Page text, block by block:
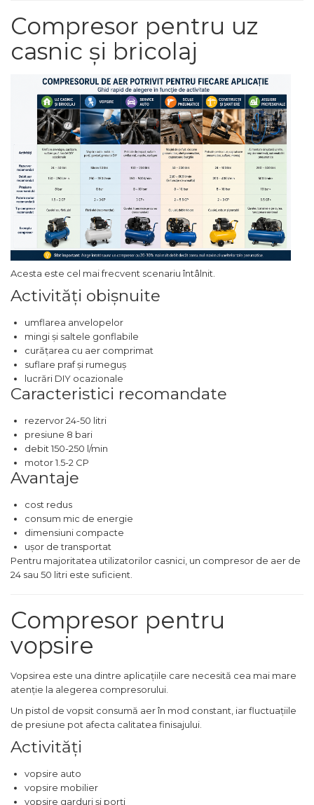
Antifurt Bicicleta
Densimetru
Accesorii Auto
Tester Baterie Auto
Presa Arc
Cheie Roti
Cheie Bujii
Cheie Filtru Ulei
Capre & Suporti Auto
Pat Mobil Auto
Cric Hidraulic
Set / trusa chei tubulare
Multimetru Digital
Bara Tractare Auto
Canistre benzina
(combustibil)
Presa Hidraulica Tinichigerie
& Suruburi
Extractor Rulmenti
Presa Hidraulica Ondulare
Cabluri
Pompa transfer lichide
Pompa Aer
Cric Manual
Ulei Hidraulic
Cheie & Adaptor
Dinamometric
Echipamente de Siguranta
Stetoscop Auto
Tester Compresie Auto
Dispozitiv Aerisire &
Schimbare Lichid Frana
Compresor pentru uz
casnic și bricolaj
Acesta este cel mai frecvent scenariu întâlnit.
Activități obișnuite
umflarea anvelopelor
mingi și saltele gonflabile
curățarea cu aer comprimat
suflare praf și rumeguș
lucrări DIY ocazionale
Caracteristici recomandate
rezervor 24-50 litri
presiune 8 bari
debit 150-250 l/min
motor 1.5-2 CP
Avantaje
cost redus
consum mic de energie
dimensiuni compacte
ușor de transportat
Pentru majoritatea utilizatorilor casnici, un compresor de aer de
24 sau 50 litri este suficient.
Compresor pentru
vopsire
Vopsirea este una dintre aplicațiile care necesită cea mai mare
atenție la alegerea compresorului.
Un pistol de vopsit consumă aer în mod constant, iar fluctuațiile
de presiune pot afecta calitatea finisajului.
Activități
vopsire auto
vopsire mobilier
vopsire garduri și porți